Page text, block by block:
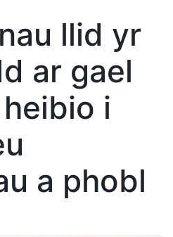
llid yr
ar gael
i
a phobl